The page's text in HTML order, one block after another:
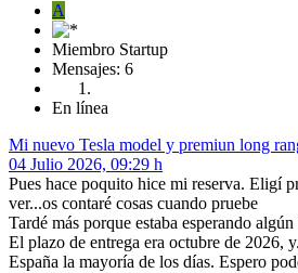
A
Miembro Startup
Mensajes: 6
En línea
Mi nuevo Tesla model y premiun long
04 Julio 2026, 09:29 h
Pues hace poquito hice mi reserva. Eligí
ver...os contaré cosas cuando pruebe
Tardé más porque estaba esperando
El plazo de entrega era octubre de 2026,
España la mayoría de los días. Espero